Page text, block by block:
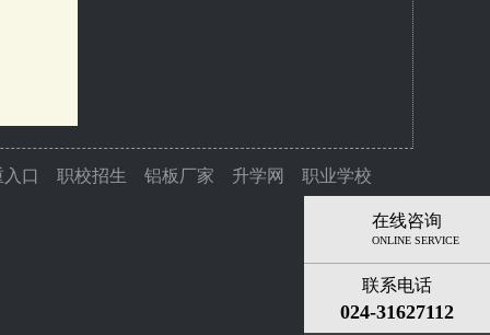
口 职校招生 铝板厂家 升学网
职业学校
在线咨询
ONLINE SERVICE
联系电话
024-31627112